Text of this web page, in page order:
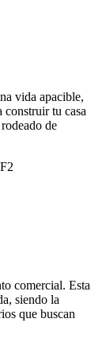
vida apacible,
tu casa
de
comercial. Esta
siendo la
que buscan